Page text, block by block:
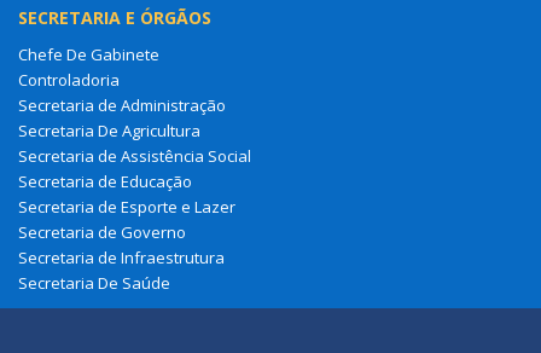
SECRETARIA E ÓRGÃOS
Chefe De Gabinete
Controladoria
Secretaria de Administração
Secretaria De Agricultura
Secretaria de Assistência Social
Secretaria de Educação
Secretaria de Esporte e Lazer
Secretaria de Governo
Secretaria de Infraestrutura
Secretaria De Saúde